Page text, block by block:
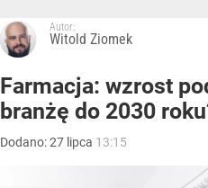
Autor:
Witold Ziomek
Farmacja: wzrost
branżę do 2030
Dodano:27 lipca 13:15